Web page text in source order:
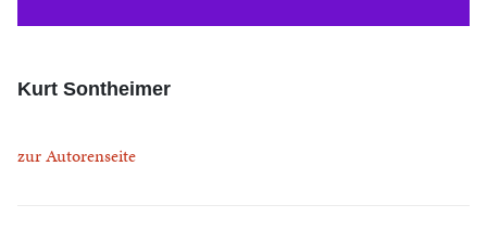
Kurt Sontheimer
zur Autorenseite